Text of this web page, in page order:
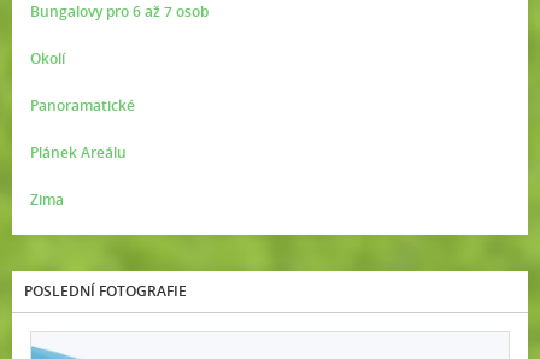
Bungalovy pro 6 až 7 osob
Okolí
Panoramatické
Plánek Areálu
Zima
POSLEDNÍ FOTOGRAFIE